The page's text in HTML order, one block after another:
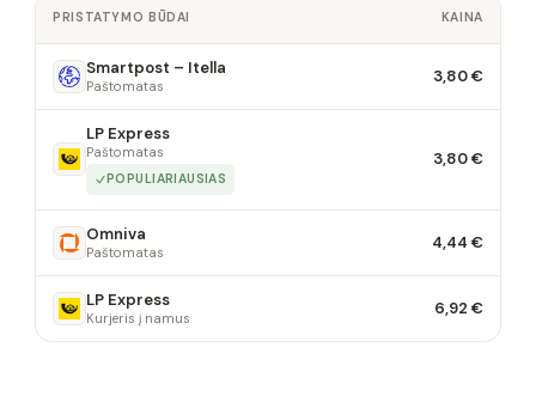
PRISTATYMO BŪDAI KAINA
Smartpost – Itella
Paštomatas 3,80 €
LP Express
Paštomatas
POPULIARIAUSIAS
3,80 €
Omniva
Paštomatas 4,44 €
LP Express
Kurjeris į namus 6,92 €